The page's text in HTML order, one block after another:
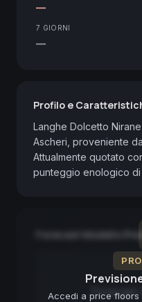
—
7 GIORNI
—
Profilo e
Langhe Dolcetto
Ascheri, proveniente
Attualmente quotato
punteggio enologico di
Accedi a price floors
Forecast Modello
Forecast